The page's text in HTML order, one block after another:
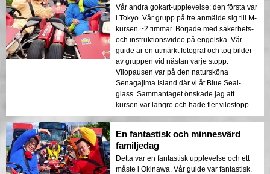
Vår andra gokart-upplevelse; den första var
i Tokyo. Vår grupp på tre anmälde sig till M-
kursen ~2 timmar. Började med säkerhets-
och instruktionsvideo på engelska. Vår
guide är en utmärkt fotograf och tog bilder
av gruppen vid nästan varje stopp.
Vilopausen var på den natursköna
Senagajima Island där vi åt Blue Seal-
glass. Sammantaget önskade jag att
kursen var längre och hade fler vilostopp.
En fantastisk och minnesvärd
familjedag
Detta var en fantastisk upplevelse och ett
måste i Okinawa. Vår guide var fantastisk.